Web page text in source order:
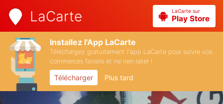
LaCarte LaCarte sur
Play Store
Installez l'App LaCarte
Téléchargez gratuitement l'app LaCarte pour suivre vos
commerces favoris et ne rien rater !
Télécharger Plus tard